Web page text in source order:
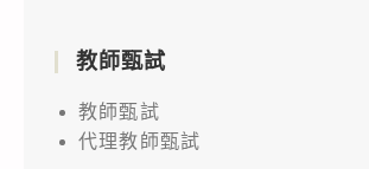
教師甄試
教師甄試
代理教師甄試